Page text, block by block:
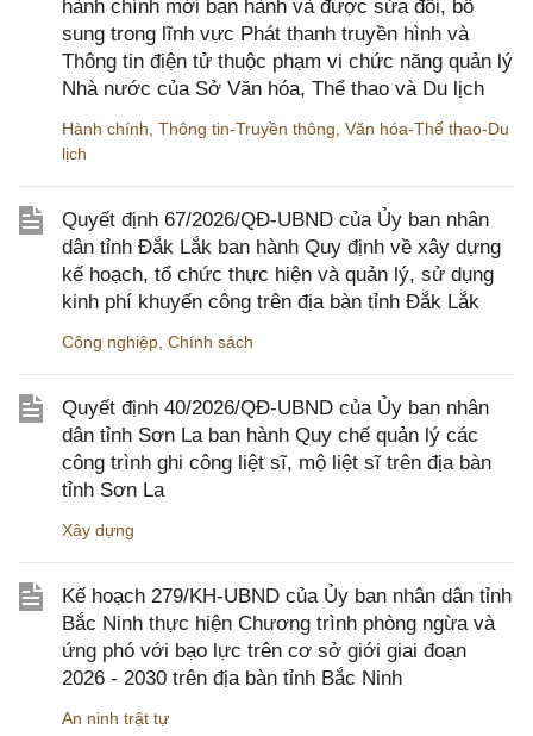
hành chính mới ban hành và được sửa đổi, bổ
sung trong lĩnh vực Phát thanh truyền hình và
Thông tin điện tử thuộc phạm vi chức năng quản lý
Nhà nước của Sở Văn hóa, Thể thao và Du lịch
Hành chính Thông tin-Truyền thông Văn hóa-Thể thao-Du
lịch
Quyết định 67/2026/QĐ-UBND của Ủy ban nhân
dân tỉnh Đắk Lắk ban hành Quy định về xây dựng
kế hoạch, tổ chức thực hiện và quản lý, sử dụng
kinh phí khuyến công trên địa bàn tỉnh Đắk Lắk
Công nghiệp Chính sách
Quyết định 40/2026/QĐ-UBND của Ủy ban nhân
dân tỉnh Sơn La ban hành Quy chế quản lý các
công trình ghi công liệt sĩ, mộ liệt sĩ trên địa bàn
tỉnh Sơn La
Xây dựng
Kế hoạch 279/KH-UBND của Ủy ban nhân dân tỉnh
Bắc Ninh thực hiện Chương trình phòng ngừa và
ứng phó với bạo lực trên cơ sở giới giai đoạn
2026 - 2030 trên địa bàn tỉnh Bắc Ninh
An ninh trật tự